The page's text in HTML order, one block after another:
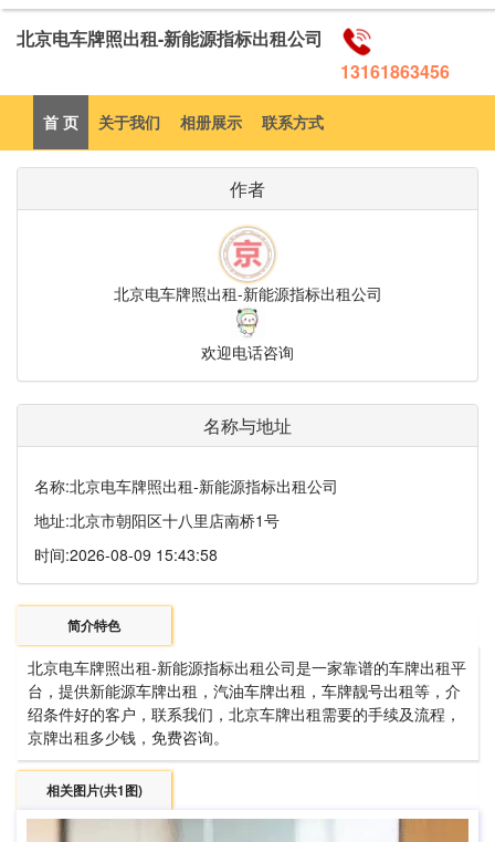
北京电车牌照出租-新能源指标出租公司
13161863456
首 页 关于我们 相册展示 联系方式
作者
北京电车牌照出租-新能源指标出租公司
欢迎电话咨询
名称与地址
名称:北京电车牌照出租-新能源指标出租公司
地址:北京市朝阳区十八里店南桥1号
时间:2026-08-09 15:43:58
简介特色
北京电车牌照出租-新能源指标出租公司是一家靠谱的车牌出租平
台，提供新能源车牌出租，汽油车牌出租，车牌靓号出租等，介
绍条件好的客户，联系我们，北京车牌出租需要的手续及流程，
京牌出租多少钱，免费咨询。
相关图片(共1图)